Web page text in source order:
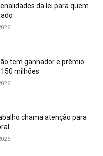
da lei para quem
tem ganhador e prêmio
milhões
chama atenção para